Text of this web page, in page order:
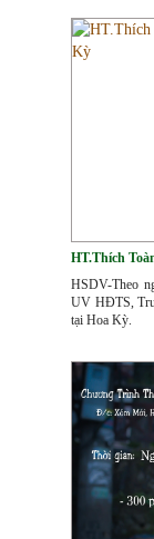
HT.Thích
HSDV-Theo
UV HĐTS,
tại Hoa Kỳ.